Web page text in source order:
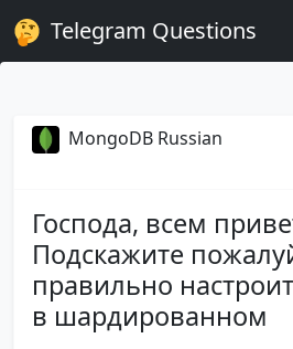
Telegram Questions
MongoDB Russian
Господа, всем
Подскажите
правильно
в шардированном